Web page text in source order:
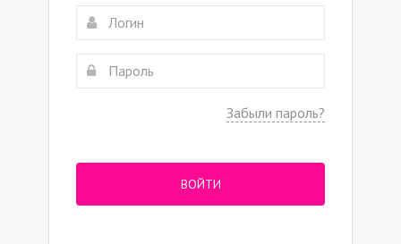
Забыли пароль?
ВОЙТИ